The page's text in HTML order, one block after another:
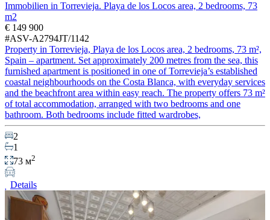
Immobilien in Torrevieja. Playa de los Locos area, 2 bedrooms, 73
m2
€ 149 900
#ASV-A2794JT/1142
Property in Torrevieja, Playa de los Locos area, 2 bedrooms, 73 m²,
Spain – apartment. Set approximately 200 metres from the sea, this
furnished apartment is positioned in one of Torrevieja’s established
coastal neighbourhoods on the Costa Blanca, with everyday services
and the beachfront area within easy reach. The property offers 73 m²
of total accommodation, arranged with two bedrooms and one
bathroom. Both bedrooms include fitted wardrobes,
2
1
73 м2
Details